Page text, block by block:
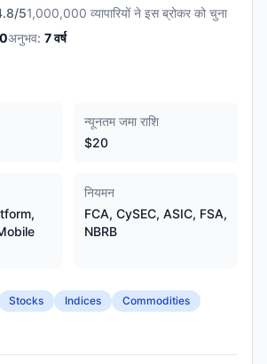
/51,000,000 व्यापारियों ने इस ब्रोकर को चुना
अनुभव: 7वर्ष
न्यूनतम जमा राशि
$20
नियमन
FCA, CySEC, ASIC, FSA,
NBRB
Stocks Indices
Commodities